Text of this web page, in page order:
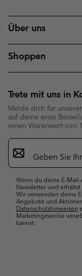
Über uns
Shoppen
Trete mit uns in
Melde dich für
auf deine erste
einen Warenwert von
Newsletter-
Anmeldung
Wenn du deine E-
Newsletter und
Wir verwenden deine
Angebote und
Datenschutzhinweisen
Marketingzwecke
kannst.